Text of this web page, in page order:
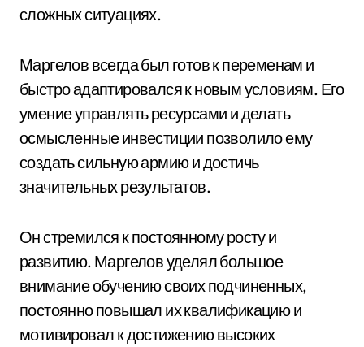
сложных ситуациях.
Маргелов всегда был готов к переменам и
быстро адаптировался к новым условиям. Его
умение управлять ресурсами и делать
осмысленные инвестиции позволило ему
создать сильную армию и достичь
значительных результатов.
Он стремился к постоянному росту и
развитию. Маргелов уделял большое
внимание обучению своих подчиненных,
постоянно повышал их квалификацию и
мотивировал к достижению высоких